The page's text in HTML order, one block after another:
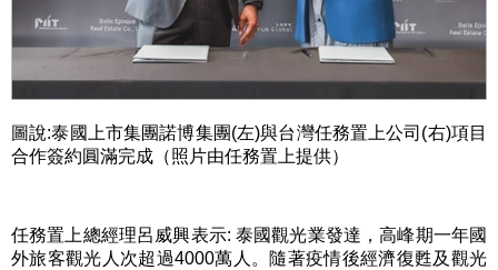
圖說:泰國上市集團諾博集團(左)與台灣任務置上公司 (右)項目
合作簽約圓滿完成（照片由任務置上提供）
任務置上總經理呂威興表示:泰國觀光業發達，高峰期一年國
外旅客觀光人次超過4000萬人。隨著疫情後經濟復甦及觀光